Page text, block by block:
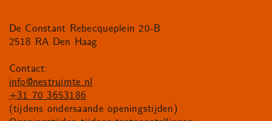
De Constant Rebecqueplein 20-B
2518 RA Den Haag
Contact:
info@nestruimte.nl
+31 70 3653186
(tijdens ondersaande openingstijden)